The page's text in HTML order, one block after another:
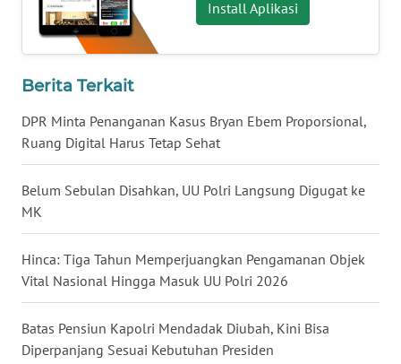
Install Aplikasi
Berita Terkait
DPR Minta Penanganan Kasus Bryan Ebem Proporsional,
Ruang Digital Harus Tetap Sehat
Belum Sebulan Disahkan, UU Polri Langsung Digugat ke
MK
Hinca: Tiga Tahun Memperjuangkan Pengamanan Objek
Vital Nasional Hingga Masuk UU Polri 2026
Batas Pensiun Kapolri Mendadak Diubah, Kini Bisa
Diperpanjang Sesuai Kebutuhan Presiden
WN
NUSANTARA
WN
WN
WN
WN
KALBAR
WN